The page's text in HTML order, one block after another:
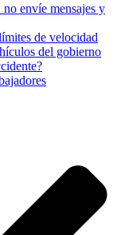
no envíe mensajes y
de velocidad
del gobierno